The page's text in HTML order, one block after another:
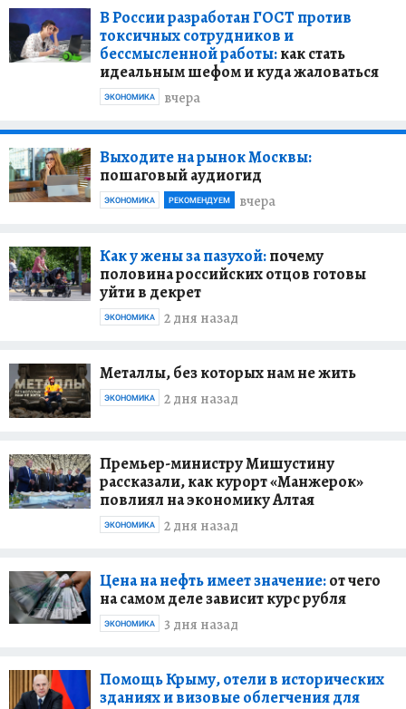
В России разработан ГОСТ против
токсичных сотрудников и
бессмысленной работы:как стать
идеальным шефом и куда жаловаться
вчера
ЭКОНОМИКА
Выходите на рынок Москвы:
пошаговый аудиогид
вчера
ЭКОНОМИКА РЕКОМЕНДУЕМ
Как у жены за пазухой:почему
половина российских отцов готовы
уйти в декрет
2 дня назад
ЭКОНОМИКА
Металлы, без которых нам не жить
2 дня назад
ЭКОНОМИКА
Премьер-министру Мишустину
рассказали, как курорт «Манжерок»
повлиял на экономику Алтая
2 дня назад
ЭКОНОМИКА
Цена на нефть имеет значение:от чего
на самом деле зависит курс рубля
3 дня назад
ЭКОНОМИКА
Помощь Крыму, отели в исторических
зданиях и визовые облегчения для